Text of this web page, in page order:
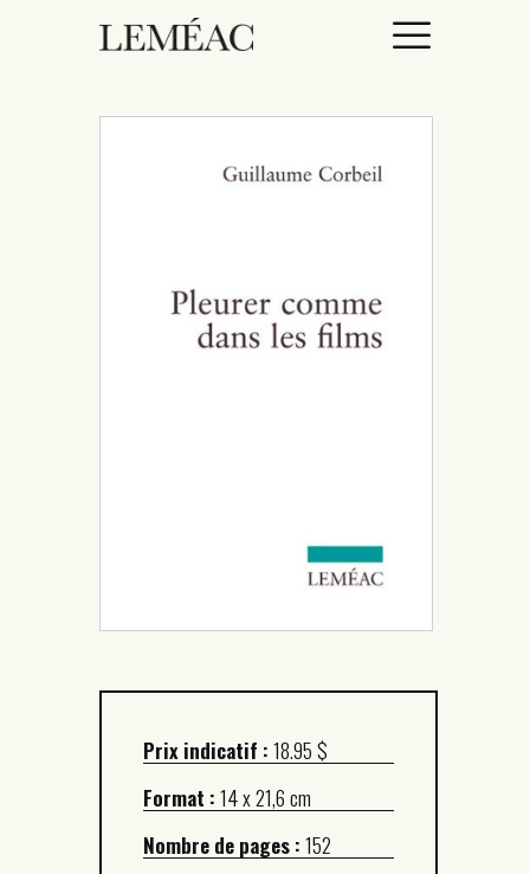
AUTEURICES
Prix indicatif :18.95 $
Format :14 x 21,6 cm
Nombre de pages :152